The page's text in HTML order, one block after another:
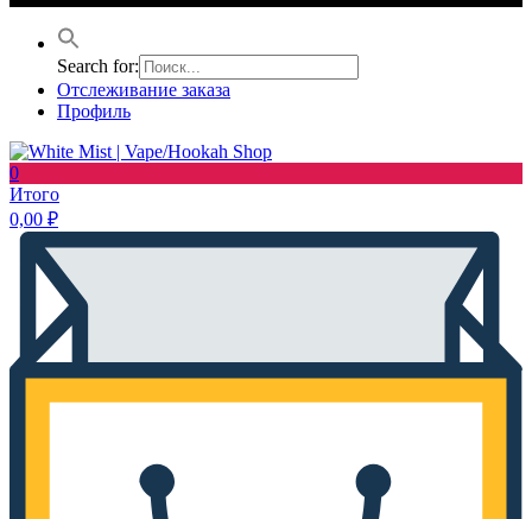
Search for:
Отслеживание заказа
Профиль
0
Итого
0,00 ₽